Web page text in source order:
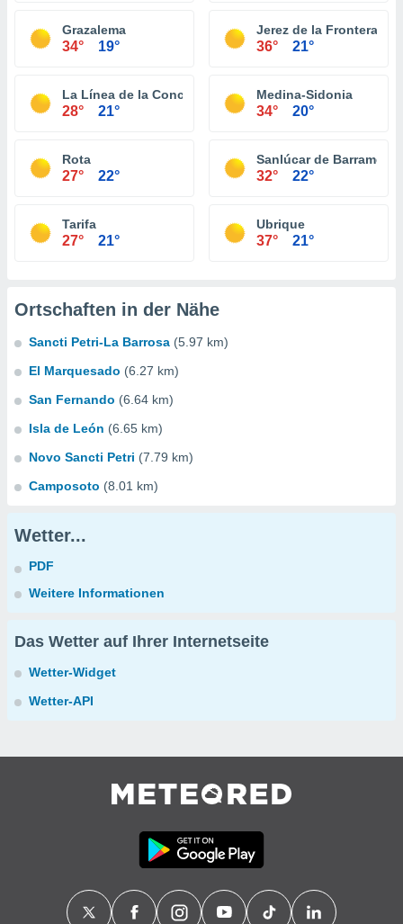
Grazalema
34° 19°
Jerez de la Frontera
36° 21°
La Línea de la Concepción
28° 21°
Medina-Sidonia
34° 20°
Rota
27° 22°
Sanlúcar de Barrameda
32° 22°
Tarifa
27° 21°
Ubrique
37° 21°
Ortschaften in der Nähe
Sancti Petri-La Barrosa (5.97 km)
El Marquesado (6.27 km)
San Fernando (6.64 km)
Isla de León (6.65 km)
Novo Sancti Petri (7.79 km)
Camposoto (8.01 km)
Wetter...
PDF
Weitere Informationen
Das Wetter auf Ihrer Internetseite
Wetter-Widget
Wetter-API